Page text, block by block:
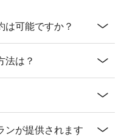
は可能ですか？
法は？
ンが提供されます